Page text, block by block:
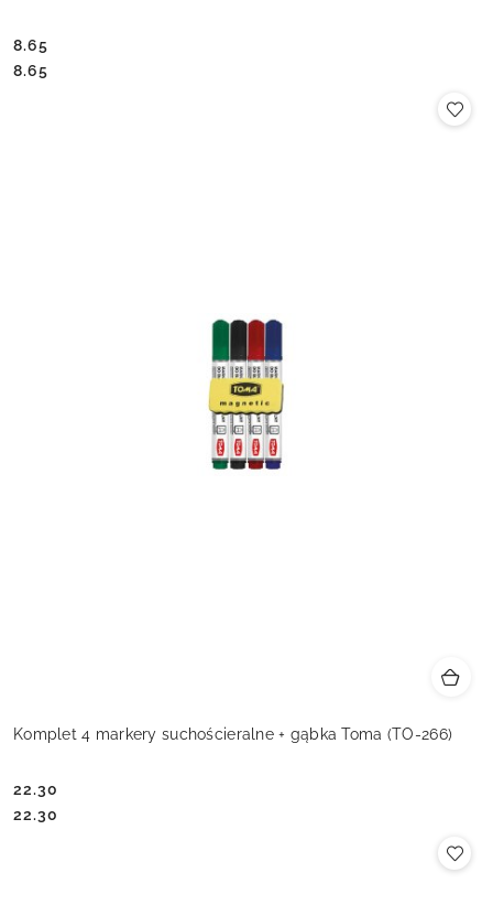
Cena:
8.65
Cena:
8.65
Komplet 4 markery suchościeralne + gąbka Toma (TO-266)
Cena:
22.30
Cena:
22.30